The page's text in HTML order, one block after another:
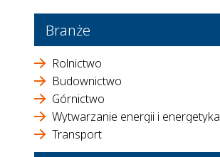
Branże
Rolnictwo
Budownictwo
Górnictwo
Wytwarzanie energii i energetyka
Transport